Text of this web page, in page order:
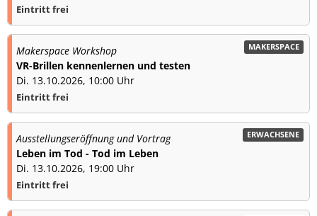
Eintritt frei
MAKERSPACE
Makerspace Workshop
VR-Brillen kennenlernen und testen
Di. 13.10.2026, 10:00 Uhr
Eintritt frei
ERWACHSENE
Ausstellungseröffnung und Vortrag
Leben im Tod - Tod im Leben
Di. 13.10.2026, 19:00 Uhr
Eintritt frei